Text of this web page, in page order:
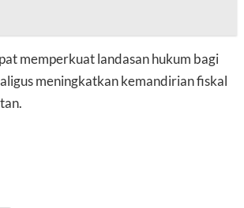
memperkuat landasan hukum bagi
meningkatkan kemandirian fiskal